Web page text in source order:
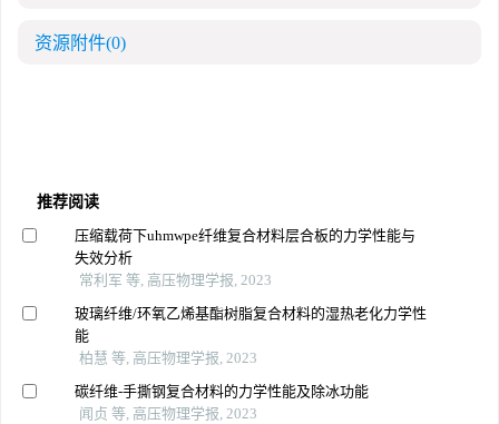
资源附件(0)
推荐阅读
压缩载荷下uhmwpe纤维复合材料层合板的力学性能与
失效分析
常利军 等, 高压物理学报, 2023
玻璃纤维/环氧乙烯基酯树脂复合材料的湿热老化力学性
能
柏慧 等, 高压物理学报, 2023
碳纤维-手撕钢复合材料的力学性能及除冰功能
闻贞 等, 高压物理学报, 2023